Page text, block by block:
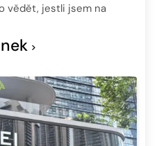
vědět, jestli jsem na